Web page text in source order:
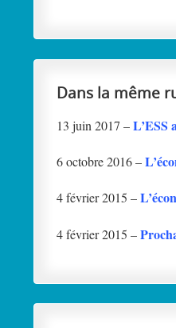
Dans la même
13 juin 2017 –L’ESS
6 octobre 2016 –
4 février 2015 –
4 février 2015 –